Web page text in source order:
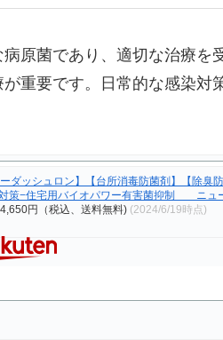
原菌であり、適切な治療
重要です。日常的な感染
ーダッシュロン】【台所消毒防菌剤】【
策−住宅用バイオパワー有害菌抑制 ニュ
円（税込、送料無料) (2024/6/19時点)